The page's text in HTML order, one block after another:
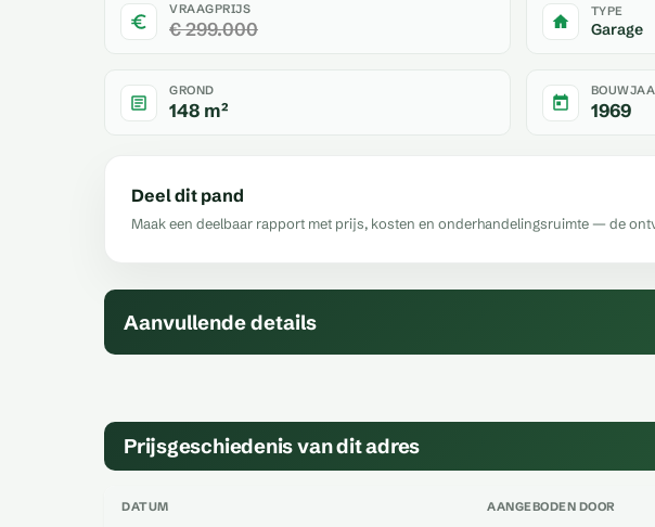
VRAAGPRIJS
€ 299.000
TYPE
Garage
GROND
148 m² 1969
Deel dit pand
Maak een deelbaar rapport met prijs, kosten en onderhandelingsruimte — de
Aanvullende details
Prijsgeschiedenis van dit adres
DATUM AANGEBODEN DOOR